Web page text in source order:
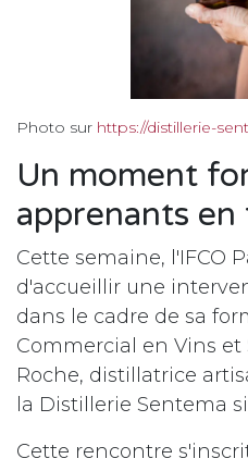
Photo sur https://distillerie-
Un moment
apprenants
Cette semaine, l'IFCO
d'accueillir une
dans le cadre de sa
Commercial en Vins et
Roche, distillatrice
la Distillerie Sentema
Cette rencontre